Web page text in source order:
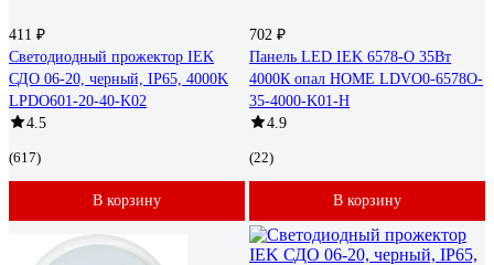
411 ₽
Светодиодный прожектор IEK
СДО 06-20, черный, IP65, 4000K
LPDO601-20-40-K02
4.5
(617)
В корзину
702 ₽
Панель LED IEK 6578-O 35Вт
4000К опал HOME LDVO0-6578O-
35-4000-K01-H
4.9
(22)
В корзину